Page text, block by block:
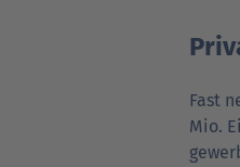
Fast
Mio.